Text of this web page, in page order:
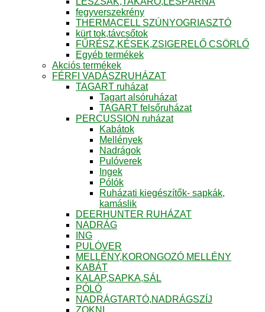
fegyverszekrény
THERMACELL SZÚNYOGRIASZTÓ
kürt tok,távcsőtok
FŰRÉSZ,KÉSEK,ZSIGERELŐ CSÖRLŐ
Egyéb termékek
Akciós termékek
FÉRFI VADÁSZRUHÁZAT
TAGART ruházat
Tagart alsóruházat
TAGART felsőruházat
PERCUSSION ruházat
Kabátok
Mellények
Nadrágok
Pulóverek
Ingek
Pólók
Ruházati kiegészítők- sapkák,
kamáslik
DEERHUNTER RUHÁZAT
NADRÁG
ING
PULÓVER
MELLÉNY,KORONGOZÓ MELLÉNY
KABÁT
KALAP,SAPKA,SÁL
PÓLÓ
NADRÁGTARTÓ,NADRÁGSZÍJ
ZOKNI